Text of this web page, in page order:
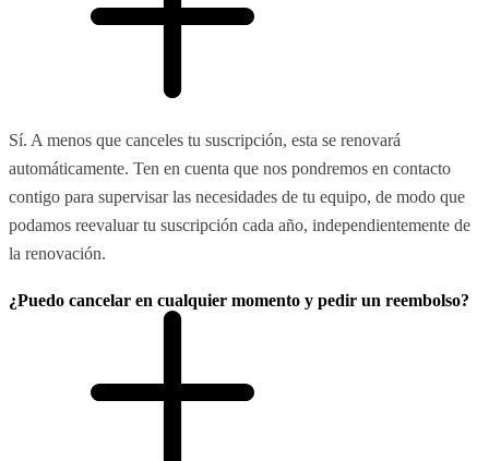
Sí. A menos que canceles tu suscripción, esta se renovará
automáticamente. Ten en cuenta que nos pondremos en contacto
contigo para supervisar las necesidades de tu equipo, de modo que
podamos reevaluar tu suscripción cada año, independientemente de
la renovación.
¿Puedo cancelar en cualquier momento y pedir un reembolso?